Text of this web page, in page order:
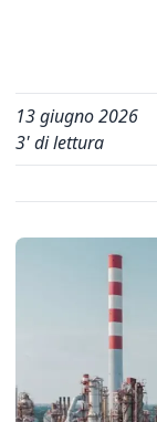
13 giugno 2026
3' di lettura